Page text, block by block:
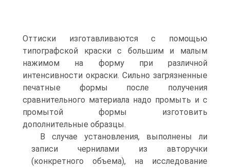
Оттиски изготавливаются с помощью
типографской краски с большим и малым
нажимом на форму при различной
интенсивности окраски. Сильно загрязненные
печатные формы после получения
сравнительного материала надо промыть и с
промытой формы изготовить
дополнительные образцы.
В случае установления, выполнены ли
записи чернилами из авторучки
(конкретного объема), на исследование